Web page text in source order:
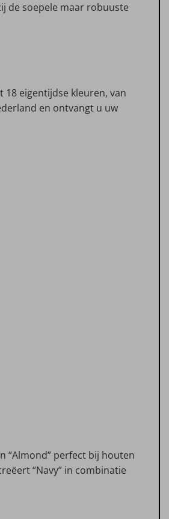
de soepele maar robuuste
18 eigentijdse kleuren, van
en ontvangt u uw
“Almond” perfect bij houten
“Navy” in combinatie